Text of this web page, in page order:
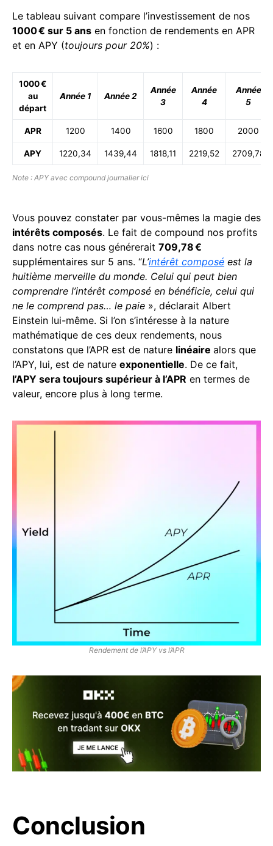
Le tableau suivant compare l’investissement de nos
1000 € sur 5 ans en fonction de rendements en APR
et en APY (toujours pour 20%) :
1000 €
au
départ
Année 1 Année 2
Année
3
Année
4
Année
5
APR 1200 1400 1600 1800 2000
APY 1220,34 1439,44 1818,11 2219,52 2709,78
Note : APY avec compound journalier ici
Vous pouvez constater par vous-mêmes la magie des
intérêts composés. Le fait de compound nos profits
dans notre cas nous générerait 709,78 €
supplémentaires sur 5 ans. “L’intérêt composé est la
huitième merveille du monde. Celui qui peut bien
comprendre l’intérêt composé en bénéficie, celui qui
ne le comprend pas… le paie », déclarait Albert
Einstein lui-même. Si l’on s’intéresse à la nature
mathématique de ces deux rendements, nous
constatons que l’APR est de nature linéaire alors que
l’APY, lui, est de nature exponentielle. De ce fait,
l’APY sera toujours supérieur à l’APR en termes de
valeur, encore plus à long terme.
Rendement de l’APY vs l’APR
Conclusion